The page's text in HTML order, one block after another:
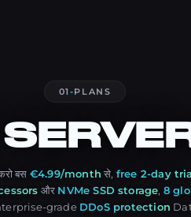
01 -PLANS
बस €4.99/month से, free 2-day
और NVMe SSD storage, 8
grade DDoS protection